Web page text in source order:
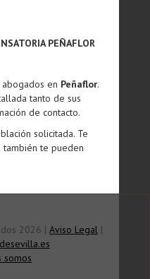
PEÑAFLOR
en Peñaflor.
tanto de sus
de contacto.
solicitada. Te
te pueden
2026 | Aviso Legal |
somos